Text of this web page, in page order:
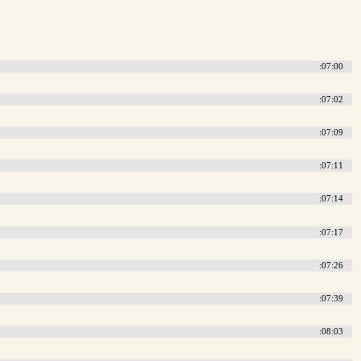
:07:00
:07:02
:07:09
:07:11
:07:14
:07:17
:07:26
:07:39
:08:03